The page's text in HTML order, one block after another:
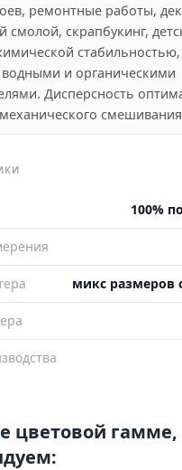
ремонтные работы,
смолой, скрапбукинг,
стабильностью,
и органическими
Дисперсность
100%
микс размеров
цветовой гамме,